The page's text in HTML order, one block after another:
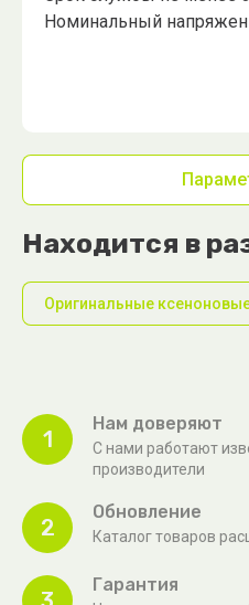
Номинальный
Находится в
Оригинальные
1
Нам доверяют
С нами работают
производители
2
Обновление
Каталог товаров
Гарантия